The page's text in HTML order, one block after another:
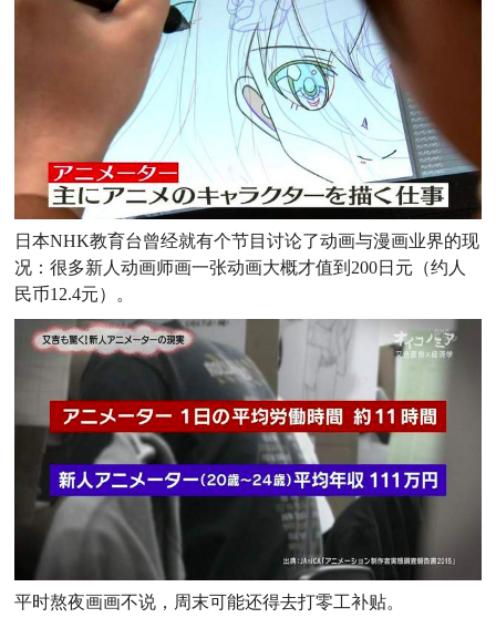
日本NHK教育台曾经就有个节目讨论了动画与漫画业界的现
况：很多新人动画师画一张动画大概才值到200日元（约人
民币12.4元）。
平时熬夜画画不说，周末可能还得去打零工补贴。